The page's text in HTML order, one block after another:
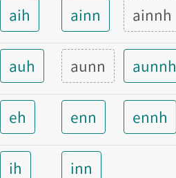
aih ainn ainnh
auh aunn aunnh
eh enn ennh
ih inn